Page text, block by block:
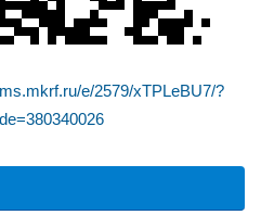
e/2579/xTPLeBU7/?